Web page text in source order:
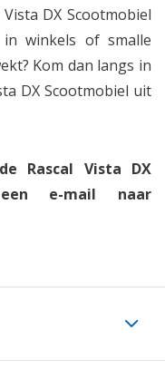
DX Scootmobiel
winkels of smalle
Kom dan langs in
DX Scootmobiel uit
Rascal Vista DX
e-mail naar